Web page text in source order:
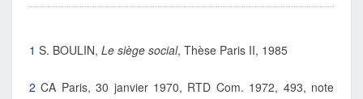
1 S. BOULIN, Le siège social, Thèse Paris II, 1985
2 CA Paris, 30 janvier 1970, RTD Com. 1972, 493, note